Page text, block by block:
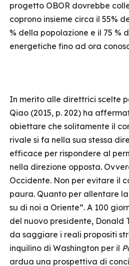
progetto OBOR dovrebbe
coprono insieme circa il 55%
% della popolazione e il 75 %
energetiche fino ad ora
In merito alle direttrici scelte
Qiao (2015, p. 202) ha
obiettare che solitamente il
rivale si fa nella sua stessa
efficace per rispondere al
nella direzione opposta.
Occidente. Non per evitare il
paura. Quanto per allentare
su di noi a Oriente”. A 100
del nuovo presidente, Donald
da saggiare i reali propositi
inquilino di Washington per il
ardua una prospettiva di